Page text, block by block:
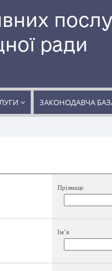
ради
ЗАКОНОДАВЧА
Прізвище
Ім’я